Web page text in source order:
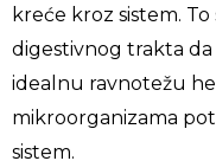
kreće kroz sistem.
digestivnog trakta
idealnu ravnotežu
mikroorganizama
sistem.